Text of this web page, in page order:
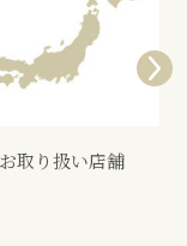
展示会